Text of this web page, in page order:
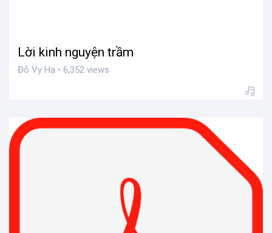
Lời kinh nguyện trầm
Đỗ Vy Hạ • 6,352 views